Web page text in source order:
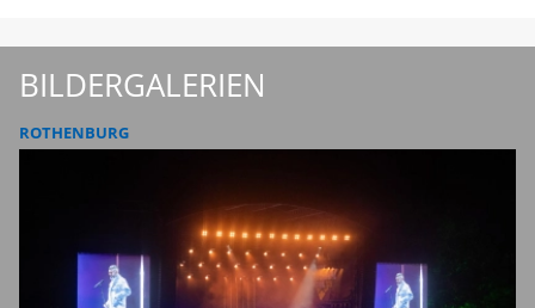
BILDERGALERIEN
ROTHENBURG